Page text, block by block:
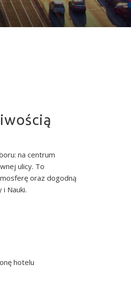
na centrum
ulicy. To
oraz dogodną
i Nauki.
hotelu